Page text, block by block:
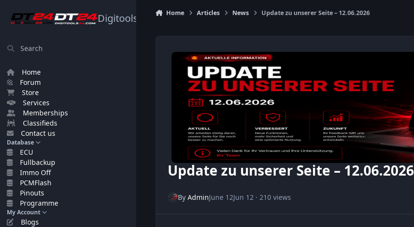
Digitools24.com
Search
Home
Forum
Store
Services
Memberships
Classifieds
Contact us
Database
ECU
Fullbackup
Immo Off
PCMFlash
Pinouts
Programme
My Account
Blogs
Home Articles News Update zu unserer Seite – 12.06.2026
Update zu unserer Seite – 12.06.2026
By AdminJune 12Jun 12 · 210 views